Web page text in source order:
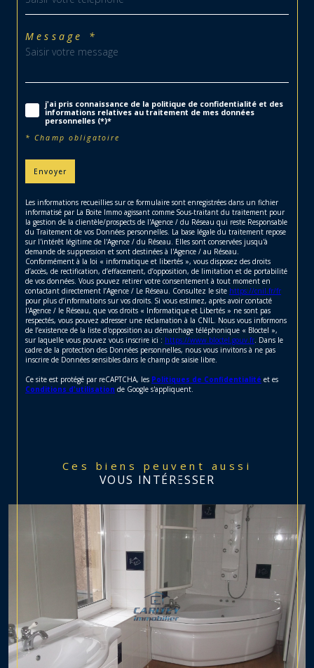
Message *
j'ai pris connaissance de la politique de confidentialité et des
informations relatives au traitement de mes données
personnelles (*)*
* Champ obligatoire
Envoyer
Les informations recueillies sur ce formulaire sont enregistrées dans un fichier
informatisé par La Boite Immo agissant comme Sous-traitant du traitement pour
la gestion de la clientèle/prospects de l'Agence / du Réseau qui reste Responsable
du Traitement de vos Données personnelles. La base légale du traitement repose
sur l'intérêt légitime de l'Agence / du Réseau. Elles sont conservées jusqu'à
demande de suppression et sont destinées à l'Agence / au Réseau.
Conformément à la loi « informatique et libertés », vous disposez des droits
d’accès, de rectification, d’effacement, d’opposition, de limitation et de portabilité
de vos données. Vous pouvez retirer votre consentement à tout moment en
contactant directement l’Agence / Le Réseau. Consultez le site https://cnil.fr/fr
pour plus d’informations sur vos droits. Si vous estimez, après avoir contacté
l'Agence / le Réseau, que vos droits « Informatique et Libertés » ne sont pas
respectés, vous pouvez adresser une réclamation à la CNIL. Nous vous informons
de l’existence de la liste d'opposition au démarchage téléphonique « Bloctel »,
sur laquelle vous pouvez vous inscrire ici : https://www.bloctel.gouv.fr. Dans le
cadre de la protection des Données personnelles, nous vous invitons à ne pas
inscrire de Données sensibles dans le champ de saisie libre.
Ce site est protégé par reCAPTCHA, les Politiques de Confidentialité et es
Conditions d'utilisation de Google s'appliquent.
Ces biens peuvent aussi
VOUS INTÉRESSER